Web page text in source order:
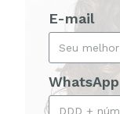
E-mail
WhatsApp